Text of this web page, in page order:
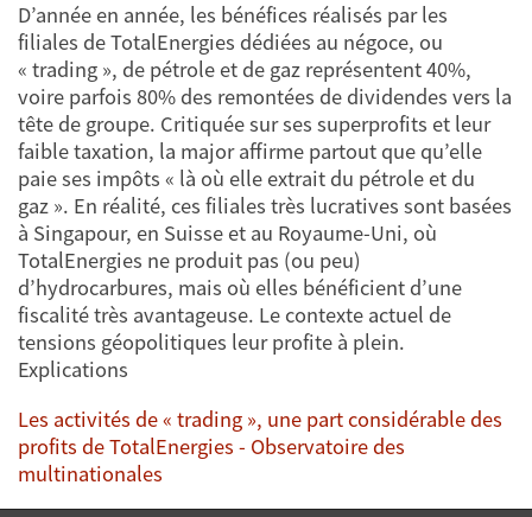
D’année en année, les bénéfices réalisés par les
filiales de TotalEnergies dédiées au négoce, ou
« trading », de pétrole et de gaz représentent 40%,
voire parfois 80% des remontées de dividendes vers la
tête de groupe. Critiquée sur ses superprofits et leur
faible taxation, la major affirme partout que qu’elle
paie ses impôts « là où elle extrait du pétrole et du
gaz ». En réalité, ces filiales très lucratives sont basées
à Singapour, en Suisse et au Royaume-Uni, où
TotalEnergies ne produit pas (ou peu)
d’hydrocarbures, mais où elles bénéficient d’une
fiscalité très avantageuse. Le contexte actuel de
tensions géopolitiques leur profite à plein.
Explications
Les activités de « trading », une part considérable des
profits de TotalEnergies - Observatoire des
multinationales